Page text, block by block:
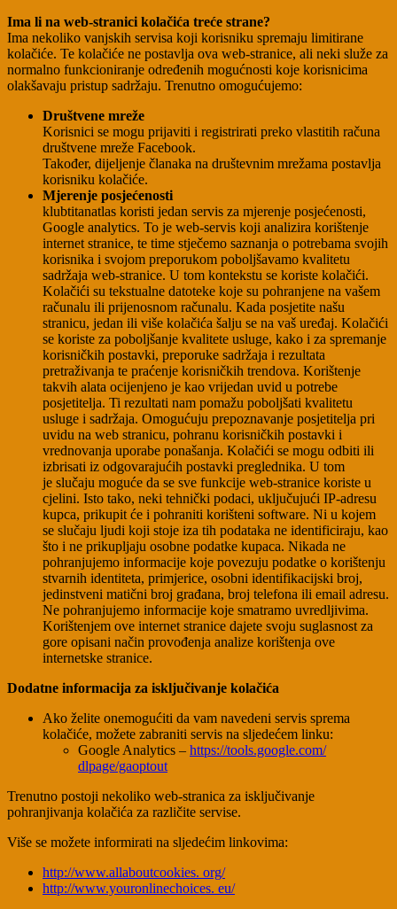
Ima li na web-stranici kolačića treće strane?
Ima nekoliko vanjskih servisa koji korisniku spremaju limitirane
kolačiće. Te kolačiće ne postavlja ova web-stranice, ali neki služe za
normalno funkcioniranje određenih mogućnosti koje korisnicima
olakšavaju pristup sadržaju. Trenutno omogućujemo:
Društvene mreže
Korisnici se mogu prijaviti i registrirati preko vlastitih računa
društvene mreže Facebook.
Također, dijeljenje članaka na društevnim mrežama postavlja
korisniku kolačiće.
Mjerenje posjećenosti
klubtitanatlas koristi jedan servis za mjerenje posjećenosti,
Google analytics. To je web-servis koji analizira korištenje
internet stranice, te time stječemo saznanja o potrebama svojih
korisnika i svojom preporukom poboljšavamo kvalitetu
sadržaja web-stranice. U tom kontekstu se koriste kolačići.
Kolačići su tekstualne datoteke koje su pohranjene na vašem
računalu ili prijenosnom računalu. Kada posjetite našu
stranicu, jedan ili više kolačića šalju se na vaš uređaj. Kolačići
se koriste za poboljšanje kvalitete usluge, kako i za spremanje
korisničkih postavki, preporuke sadržaja i rezultata
pretraživanja te praćenje korisničkih trendova. Korištenje
takvih alata ocijenjeno je kao vrijedan uvid u potrebe
posjetitelja. Ti rezultati nam pomažu poboljšati kvalitetu
usluge i sadržaja. Omogućuju prepoznavanje posjetitelja pri
uvidu na web stranicu, pohranu korisničkih postavki i
vrednovanja uporabe ponašanja. Kolačići se mogu odbiti ili
izbrisati iz odgovarajućih postavki preglednika. U tom
je slučaju moguće da se sve funkcije web-stranice koriste u
cjelini. Isto tako, neki tehnički podaci, uključujući IP-adresu
kupca, prikupit će i pohraniti korišteni software. Ni u kojem
se slučaju ljudi koji stoje iza tih podataka ne identificiraju, kao
što i ne prikupljaju osobne podatke kupaca. Nikada ne
pohranjujemo informacije koje povezuju podatke o korištenju
stvarnih identiteta, primjerice, osobni identifikacijski broj,
jedinstveni matični broj građana, broj telefona ili email adresu.
Ne pohranjujemo informacije koje smatramo uvredljivima.
Korištenjem ove internet stranice dajete svoju suglasnost za
gore opisani način provođenja analize korištenja ove
internetske stranice.
Dodatne informacija za isključivanje kolačića
Ako želite onemogućiti da vam navedeni servis sprema
kolačiće, možete zabraniti servis na sljedećem linku:
Google Analytics – https://tools.google.com/
dlpage/gaoptout
Trenutno postoji nekoliko web-stranica za isključivanje
pohranjivanja kolačića za različite servise.
Više se možete informirati na sljedećim linkovima:
http://www.allaboutcookies. org/
http://www.youronlinechoices. eu/